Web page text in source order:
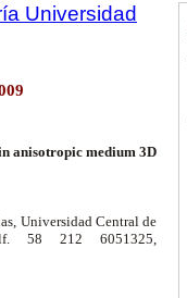
Universidad
anisotropic medium 3D
Universidad Central de
58 212 6051325,